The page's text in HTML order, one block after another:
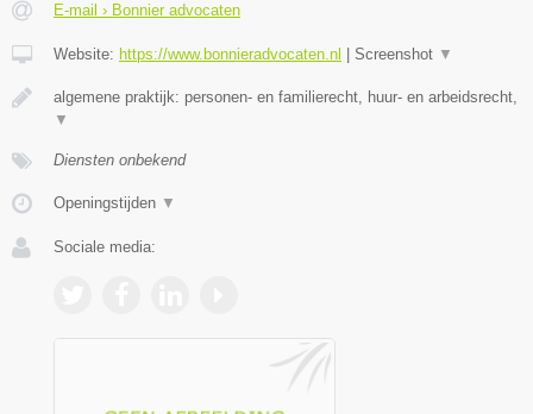
E-mail › Bonnier advocaten
Website: https://www.bonnieradvocaten.nl Screenshot ▼
algemene praktijk: personen- en familierecht, huur- en arbeidsrecht,
▼
Diensten onbekend
Openingstijden ▼
Sociale media: